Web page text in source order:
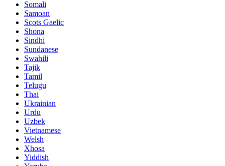
Somali
Samoan
Scots Gaelic
Shona
Sindhi
Sundanese
Swahili
Tajik
Tamil
Telugu
Thai
Ukrainian
Urdu
Uzbek
Vietnamese
Welsh
Xhosa
Yiddish